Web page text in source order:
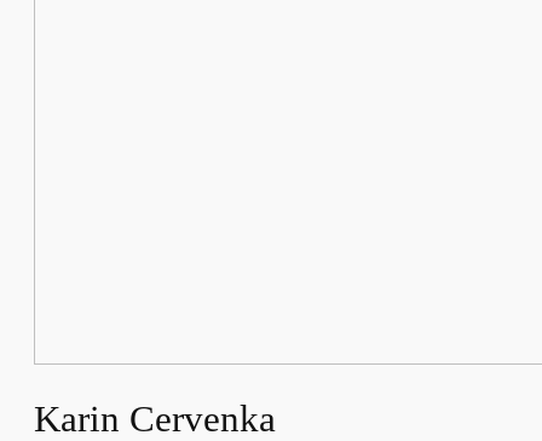
Karin Cervenka